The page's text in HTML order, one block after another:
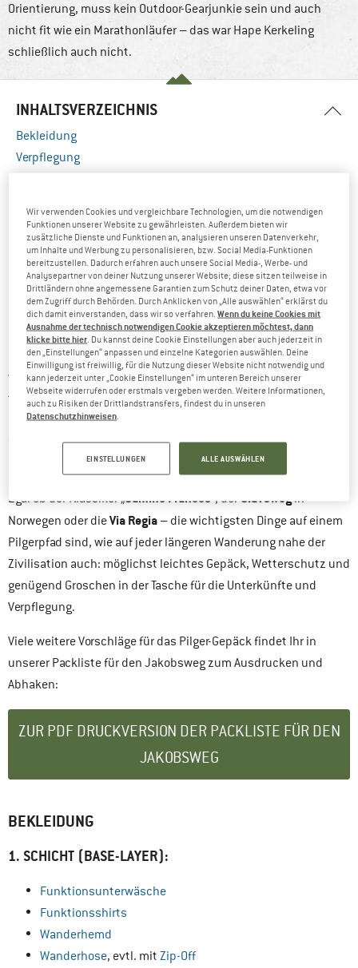
Orientierung, muss kein Outdoor-Gearjunkie sein und auch
nicht fit wie ein Marathonläufer – das war Hape Kerkeling
schließlich auch nicht.
INHALTSVERZEICHNIS
Bekleidung
Verpflegung
Für die Herberge
Wenn noch Platz im Rucksack ist…
Und das Trinken nicht vergessen…
Fazit
Fernwandern auf einem Pilgerweg ist „Abenteuer light“, bei dem
man weder auf schöne Naturerlebnisse, noch auf Komfort,
etwas Gesellschaft, richtige Verpflegung oder ein (mehr oder
weniger gemütliches) Bett verzichten muss. Auch wenn man
tagsüber vielleicht in der Einsamkeit unterwegs ist, ein
Pilgerweg ist im Grunde immer so eingerichtet, dass
spätestens am Ende des Wandertages eine schützende
Herberge auf den Wanderer wartet.
Egal ob der Klassiker „Camino Frances “, der Olavswegin
Norwegen oder dieVia Regia – die wichtigsten Dinge auf einem
Pilgerpfad sind, wie auf jeder längeren Wanderung nahe der
Zivilisation auch: möglichst leichtes Gepäck, Wetterschutz und
genügend Groschen in der Tasche für die Unterkünfte und
Verpflegung.
Viele weitere Vorschläge für das Pilger-Gepäck findet Ihr in
unserer Packliste für den Jakobsweg zum Ausdrucken und
Abhaken:
ZUR PDF DRUCKVERSION DER PACKLISTE FÜR DEN
JAKOBSWEG
BEKLEIDUNG
1. SCHICHT (BASE-LAYER):
Funktionsunterwäsche
Funktionsshirts
Wanderhemd
Wanderhose, evtl. mit Zip-Off
Wir verwenden Cookies und vergleichbare Technologien, um die notwendigen
Funktionen unserer Website zu gewährleisten. Außerdem bieten wir
zusätzliche Dienste und Funktionen an, analysieren unseren Datenverkehr,
um Inhalte und Werbung zu personalisieren, bzw. Social Media-Funktionen
bereitzustellen. Dadurch erfahren auch unsere Social Media-, Werbe- und
Analysepartner von deiner Nutzung unserer Website; diese sitzen teilweise in
Drittländern ohne angemessene Garantien zum Schutz deiner Daten, etwa vor
dem Zugriff durch Behörden. Durch Anklicken von „Alle auswählen“ erklärst du
dich damit einverstanden, dass wir so verfahren.Wenn du keine Cookies mit
Ausnahme der technisch notwendigen Cookie akzeptieren möchtest, dann
klicke bitte hier . Du kannst deine Cookie Einstellungen aber auch jederzeit in
den „Einstellungen“ anpassen und einzelne Kategorien auswählen. Deine
Einwilligung ist freiwillig, für die Nutzung dieser Website nicht notwendig und
kann jederzeit unter „Cookie Einstellungen“ im unteren Bereich unserer
Webseite widerrufen oder erstmals vergeben werden. Weitere Informationen,
auch zu Risiken der Drittlandstransfers, findest du in unseren
Datenschutzhinweisen
EINSTELLUNGEN ALLE AUSWÄHLEN